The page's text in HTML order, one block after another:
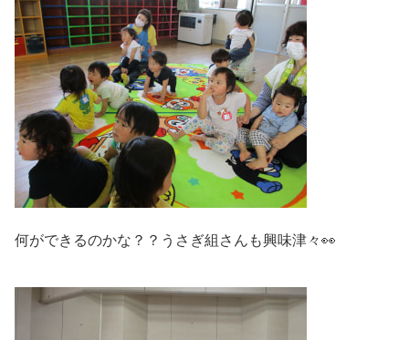
何ができるのかな？？うさぎ組さんも興味津々👀